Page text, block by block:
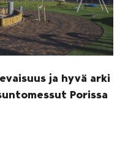
ja hyvä arki
Porissa